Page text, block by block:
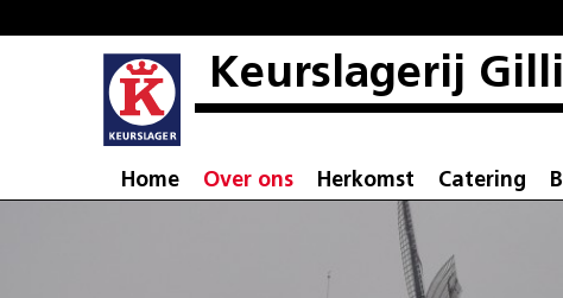
Keurslagerij
Home Over ons Herkomst Catering